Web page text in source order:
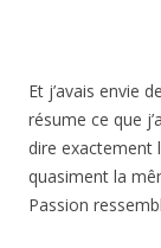
Et j’avais envie
résume ce que
dire exactement
quasiment la
Passion